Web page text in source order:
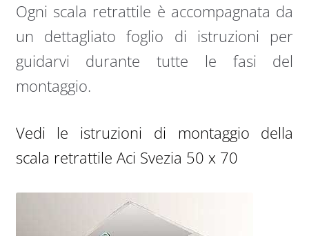
Ogni scala retrattile è accompagnata da
un dettagliato foglio di istruzioni per
guidarvi durante tutte le fasi del
montaggio.
Vedi le istruzioni di montaggio della
scala retrattile Aci Svezia 50 x 70